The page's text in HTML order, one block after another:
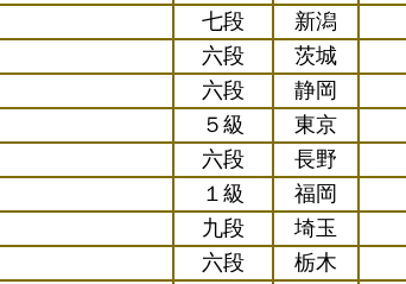
七段 新潟
六段 茨城
六段 静岡
５級 東京
六段 長野
１級 福岡
九段 埼玉
六段 栃木